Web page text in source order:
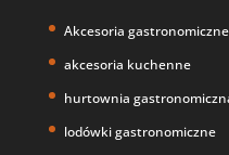
Akcesoria gastronomiczne
akcesoria kuchenne
hurtownia
lodówki gastronomiczne